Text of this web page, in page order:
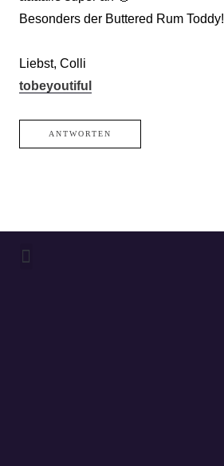
Besonders der Buttered Rum Toddy!
Liebst, Colli
tobeyoutiful
ANTWORTEN